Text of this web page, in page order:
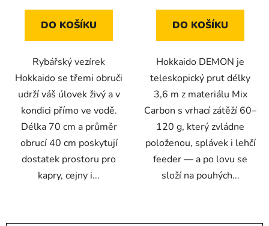
DO KOŠÍKU
Rybářský vezírek
Hokkaido se třemi obruči
udrží váš úlovek živý a v
kondici přímo ve vodě.
Délka 70 cm a průměr
obrucí 40 cm poskytují
dostatek prostoru pro
kapry, cejny i...
hvězdiček.
DO KOŠÍKU
Hokkaido DEMON je
teleskopický prut délky
3,6 m z materiálu Mix
Carbon s vrhací zátěží 60–
120 g, který zvládne
položenou, splávek i lehčí
feeder — a po lovu se
složí na pouhých...